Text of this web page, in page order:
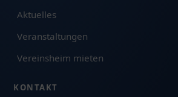
Aktuelles
Veranstaltungen
Vereinsheim mieten
KONTAKT